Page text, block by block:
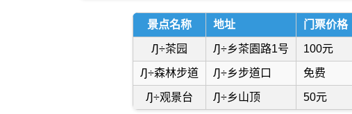
景点名称 地址 门票价格
Ԓ÷茶园 Ԓ÷乡茶園路1号 100元
Ԓ÷森林步道 Ԓ÷乡步道口 免费
Ԓ÷观景台 Ԓ÷乡山顶 50元